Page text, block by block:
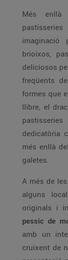
Més enllà
brioixos,
deliciosos
freqüents
formes que
llibre, el
dedicatòria
més enllà
galetes.
A més de
alguns
originals i
pessic de
amb un
cruixent de